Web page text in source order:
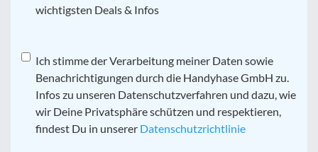
wichtigsten Deals & Infos
Datenschutz*
Ich stimme der Verarbeitung meiner Daten sowie
Benachrichtigungen durch die Handyhase GmbH zu.
Infos zu unseren Datenschutzverfahren und dazu, wie
wir Deine Privatsphäre schützen und respektieren,
findest Du in unserer Datenschutzrichtlinie